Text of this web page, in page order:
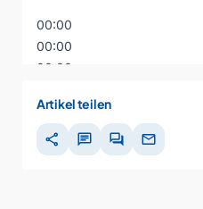
00:00
00:00
00:00
Artikel teilen
share chat forum mail